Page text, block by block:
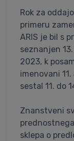
Rok za
primeru
ARIS je bil s
seznanjen
2023, k
imenovani
sestal 11. do
Znanstveni
sklepa o